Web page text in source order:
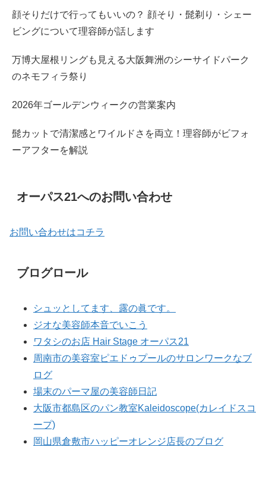
顔そりだけで行ってもいいの？ 顔そり・髭剃り・シェー
ビングについて理容師が話します
万博大屋根リングも見える大阪舞洲のシーサイドパーク
のネモフィラ祭り
2026年ゴールデンウィークの営業案内
髭カットで清潔感とワイルドさを両立！理容師がビフォ
ーアフターを解説
オーパス21へのお問い合わせ
お問い合わせはコチラ
ブログロール
シュッとしてます、露の眞です。
ジオな美容師本音でいこう
ワタシのお店 Hair Stage オーパス21
周南市の美容室ピエドゥプールのサロンワークなブ
ログ
場末のパーマ屋の美容師日記
大阪市都島区のパン教室Kaleidoscope(カレイドスコ
ープ)
岡山県倉敷市ハッピーオレンジ店長のブログ